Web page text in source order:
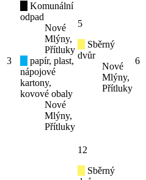
3
Komunální
odpad
Nové
Mlýny,
Přítluky
papír, plast,
nápojové
kartony,
kovové obaly
Nové
Mlýny,
Přítluky
5
Sběrný
dvůr
Nové
Mlýny,
Přítluky
6
12
Sběrný